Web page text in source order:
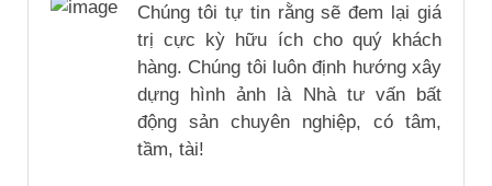
Chúng tôi tự tin rằng sẽ đem lại giá
trị cực kỳ hữu ích cho quý khách
hàng. Chúng tôi luôn định hướng xây
dựng hình ảnh là Nhà tư vấn bất
động sản chuyên nghiệp, có tâm,
tầm, tài!